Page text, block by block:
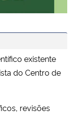
existente
do Centro de
revisões